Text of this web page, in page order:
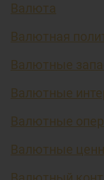
Валюта
Валютная
Валютные
Валютные
Валютные
Валютные